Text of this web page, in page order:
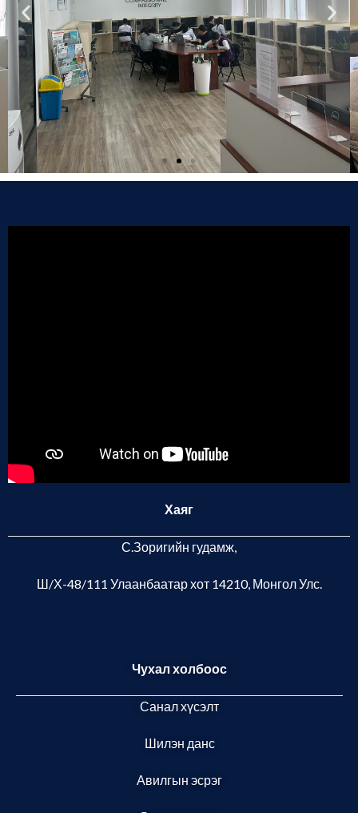
Хаяг
С.Зоригийн гудамж,
Ш/Х-48/111 Улаанбаатар хот 14210, Монгол Улс.
Чухал холбоос
Санал хүсэлт
Шилэн данс
Авилгын эсрэг